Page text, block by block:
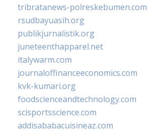
tribratanews-polreskebumen.com
rsudbayuasih.org
publikjurnalistik.org
juneteenthapparel.net
italywarm.com
journaloffinanceeconomics.com
kvk-kumari.org
foodscienceandtechnology.com
scisportsscience.com
addisababacuisineaz.com